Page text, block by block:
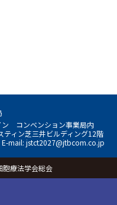
コンベンション事業局内
ティン芝三井ビルディング12階
E-mail: jstct2027@jtbcom.co.jp
療法学会総会